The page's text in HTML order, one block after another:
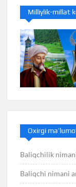
Milliylik-millat
Oxirgi
Baliqchilik
Baliqchi nimani